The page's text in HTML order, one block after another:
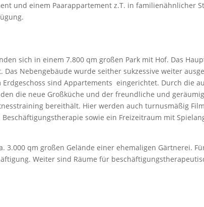
und einem Paarappartement z.T. in familienähnlicher
sich in einem 7.800 qm großen Park mit Hof. Das
Nebengebäude wurde seither sukzessive weiter
sind Appartements eingerichtet. Durch die
die neue Großküche und der freundliche und
bereithält. Hier werden auch turnusmäßig
sowie ein Freizeitraum mit
3.000 qm großen Gelände einer ehemaligen Gärtnerei.
Weiter sind Räume für